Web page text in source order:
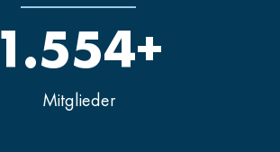
Mitglieder
1.554+